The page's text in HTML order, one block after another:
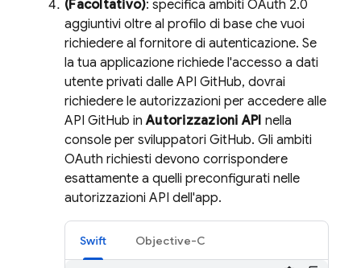
(Facoltativo): specifica ambiti OAuth 2.0
aggiuntivi oltre al profilo di base che vuoi
richiedere al fornitore di autenticazione. Se
la tua applicazione richiede l'accesso a dati
utente privati dalle API GitHub, dovrai
richiedere le autorizzazioni per accedere alle
API GitHub inAutorizzazioni API nella
console per sviluppatori GitHub. Gli ambiti
OAuth richiesti devono corrispondere
esattamente a quelli preconfigurati nelle
autorizzazioni API dell'app.
Swift Objective-C